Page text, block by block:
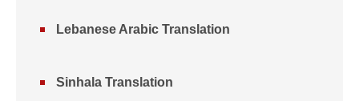
Lebanese Arabic Translation
Sinhala Translation